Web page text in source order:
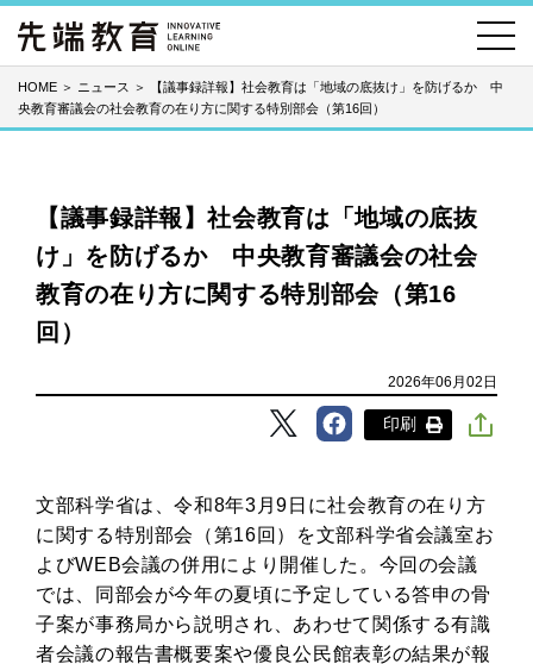
HOME ＞ ニュース ＞
【議事録詳報】社会教育は「地域の底抜け」を防げるか 中
央教育審議会の社会教育の在り方に関する特別部会（第16回）
【議事録詳報】社会教育は「地域の底抜
け」を防げるか 中央教育審議会の社会
教育の在り方に関する特別部会（第16
回）
2026年06月02日
印刷
文部科学省は、令和8年3月9日に社会教育の在り方
に関する特別部会（第16回）を文部科学省会議室お
よびWEB会議の併用により開催した。今回の会議
では、同部会が今年の夏頃に予定している答申の骨
子案が事務局から説明され、あわせて関係する有識
者会議の報告書概要案や優良公民館表彰の結果が報